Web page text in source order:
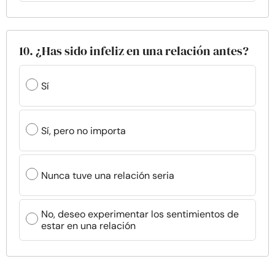
10. ¿Has sido infeliz en una relación antes?
Sí
Sí, pero no importa
Nunca tuve una relación seria
No, deseo experimentar los sentimientos de
estar en una relación